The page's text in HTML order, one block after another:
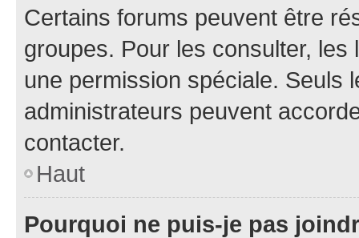
Certains forums peuvent être
groupes. Pour les consulter,
une permission spéciale. Seuls
administrateurs peuvent
contacter.
Haut
Pourquoi ne puis-je pas